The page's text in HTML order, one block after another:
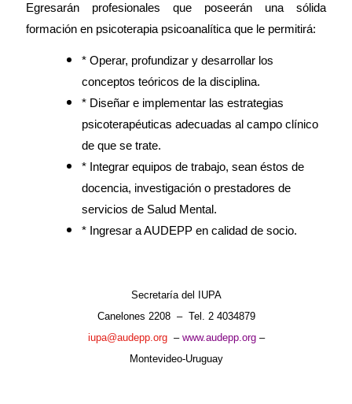
Egresarán profesionales que poseerán una sólida
formación en psicoterapia psicoanalítica que le permitirá:
* Operar, profundizar y desarrollar los
conceptos teóricos de la disciplina.
* Diseñar e implementar las estrategias
psicoterapéuticas adecuadas al campo clínico
de que se trate.
* Integrar equipos de trabajo, sean éstos de
docencia, investigación o prestadores de
servicios de Salud Mental.
* Ingresar a AUDEPP en calidad de socio.
Secretaría del IUPA
Canelones 2208 – Tel. 2 4034879
iupa@audepp.org– www.audepp.org–
Montevideo-Uruguay